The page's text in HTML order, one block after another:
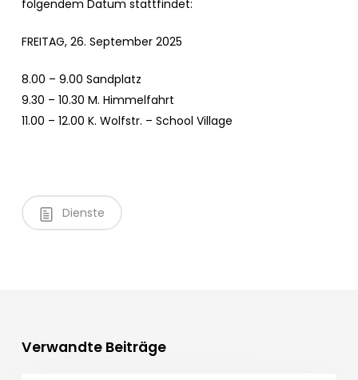
folgendem Datum stattfindet:
FREITAG, 26. September 2025
8.00 – 9.00 Sandplatz
9.30 – 10.30 M. Himmelfahrt
11.00 – 12.00 K. Wolfstr. – School Village
Dienste
Verwandte Beiträge